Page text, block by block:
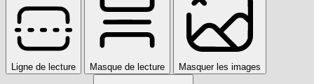
Ligne de lecture Masque de lecture Masquer les images